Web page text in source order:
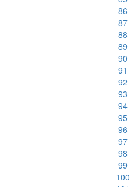
86
87
88
89
90
91
92
93
94
95
96
97
98
99
100